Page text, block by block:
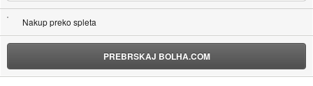
Nakup preko spleta
PREBRSKAJ BOLHA.COM